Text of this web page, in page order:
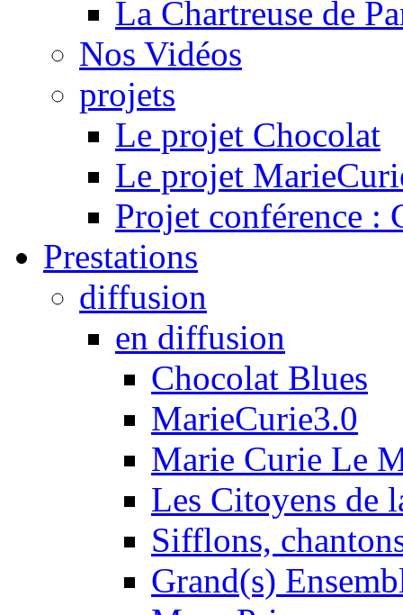
La Chartreuse de
Nos Vidéos
projets
Le projet Chocolat
Le projet
Projet conférence :
Prestations
diffusion
en diffusion
Chocolat Blues
MarieCurie3.0
Marie Curie Le
Les Citoyens de
Sifflons,
Grand(s)